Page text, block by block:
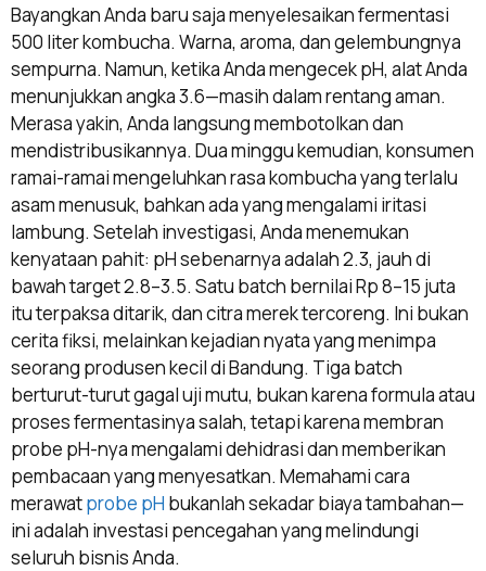
Bayangkan Anda baru saja menyelesaikan fermentasi
500 liter kombucha. Warna, aroma, dan gelembungnya
sempurna. Namun, ketika Anda mengecek pH, alat Anda
menunjukkan angka 3.6—masih dalam rentang aman.
Merasa yakin, Anda langsung membotolkan dan
mendistribusikannya. Dua minggu kemudian, konsumen
ramai-ramai mengeluhkan rasa kombucha yang terlalu
asam menusuk, bahkan ada yang mengalami iritasi
lambung. Setelah investigasi, Anda menemukan
kenyataan pahit: pH sebenarnya adalah 2.3, jauh di
bawah target 2.8–3.5. Satu batch bernilai Rp 8–15 juta
itu terpaksa ditarik, dan citra merek tercoreng. Ini bukan
cerita fiksi, melainkan kejadian nyata yang menimpa
seorang produsen kecil di Bandung. Tiga batch
berturut-turut gagal uji mutu, bukan karena formula atau
proses fermentasinya salah, tetapi karena membran
probe pH-nya mengalami dehidrasi dan memberikan
pembacaan yang menyesatkan. Memahami cara
merawatprobe pH bukanlah sekadar biaya tambahan—
ini adalah investasi pencegahan yang melindungi
seluruh bisnis Anda.